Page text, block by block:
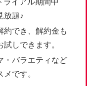
放題♪
約でき、解約金も
しできます。
・バラエティなど
です。